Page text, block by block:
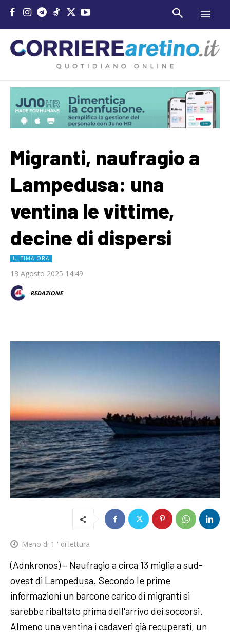
Migranti, naufragio a
Lampedusa: una
ventina le vittime,
decine di dispersi
ULTIMA ORA
13 Agosto 2025 14:49
REDAZIONE
Meno di 1 ' di lettura
(Adnkronos) – Naufragio a circa 13 miglia a sud-
ovest di Lampedusa. Secondo le prime
informazioni un barcone carico di migranti si
sarebbe ribaltato prima dell'arrivo dei soccorsi.
Almeno una ventina i cadaveri già recuperati, un